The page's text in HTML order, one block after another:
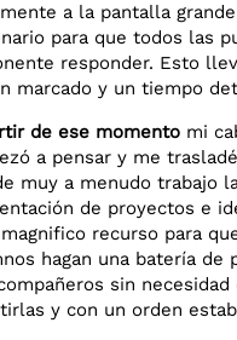
a la pantalla
para que todos las
responder. Esto
marcado y un tiempo
de ese momento mi
a pensar y me
muy a menudo trabajo
de proyectos e
recurso para
hagan una batería de
sin necesidad
y con un orden